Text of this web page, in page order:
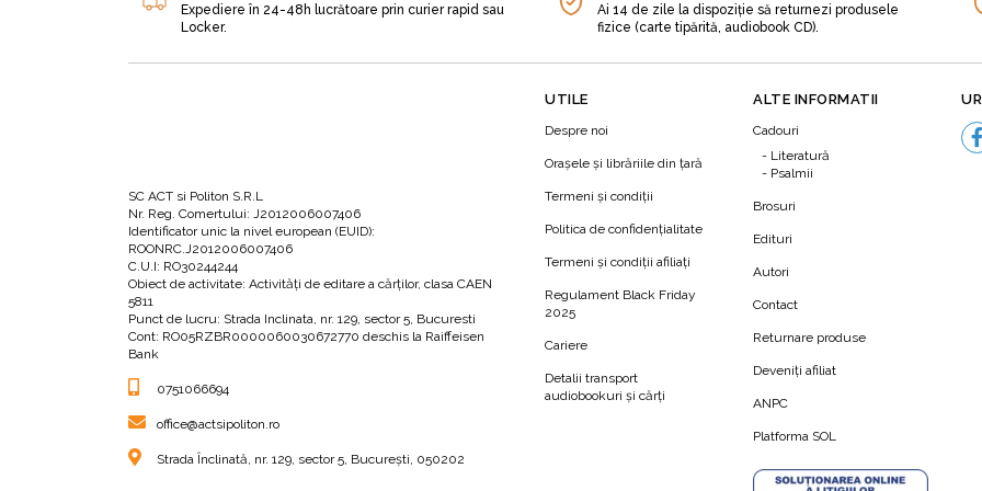
Bazându-se pe mai bine de 30 de ani de cercetare, Goulson a scris o carte accesibilă, fascinantă și
alarmante a numărului de insecte la nivel mondial. „Dacă pierdem insectele, atunci totul se va prăbuși,
avertizat el într-un interviu pentru The New York Times.
Identificând ca principală cauză a actualei scăderi a numărului de insecte utilizarea fără discernământ a
se află în pragul unei crize. De aceea, explorează în aceste pagini legătura intrinsecă dintre schimbările
analizând totodată impactul devastator pe care îl au acești factori pentru Pământ și locuitorii săi.
Mai mult decât atât, autorul lansează prin intermediul acestui volum un apel foarte convingător care să
fapt, pe noi înșine. Pentru că, este de părere Goulson,
Expediere în 24-48h lucrătoare prin curier rapid sau
Locker.
Ai 14 de zile la dispoziție să returnezi produsele
fizice (carte tipărită, audiobook CD).
SC ACT si Politon S.R.L
Nr. Reg. Comertului: J2012006007406
Identificator unic la nivel european (EUID):
ROONRC.J2012006007406
C.U.I: RO30244244
Obiect de activitate: Activităţi de editare a cărţilor, clasa CAEN
5811
Punct de lucru: Strada Inclinata, nr. 129, sector 5, Bucuresti
Cont: RO05RZBR0000060030672770 deschis la Raiffeisen
Bank
0751066694
office@actsipoliton.ro
Strada Înclinată, nr. 129, sector 5, București, 050202
UTILE
Despre noi
Orașele și librăriile din țară
Termeni şi condiţii
Politica de confidenţialitate
Termeni şi condiţii afiliaţi
Regulament Black Friday
2025
Cariere
Detalii transport
audiobookuri şi cărţi
ALTE INFORMATII
Cadouri
Literatură
Psalmii
Brosuri
Edituri
Autori
Contact
Returnare produse
Deveniți afiliat
ANPC
Platforma SOL